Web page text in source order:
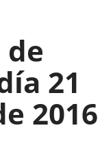
21
2016